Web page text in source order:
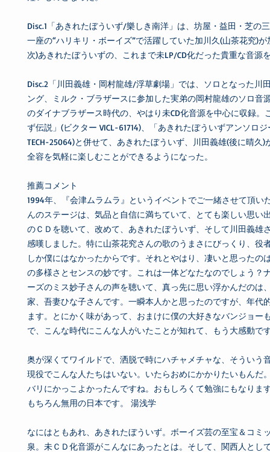
Disc.1「あきれたぼういず/樂しき南洋」は、坊屋・益田・芝の
一座の“ハリキリ・ボーイズ”で活躍していた加川久(山茶花究)が
次)あきれたぼういずの、これまで未LP/CD化だった貴重な音源
Disc.2「川田義雄・岡村龍雄/浮草劇場」では、ソロとなった川
ング、ミルク・ブラザースに参加した実弟の岡村龍雄のソロ音
のダイナブラザース時代の、やはり未CD化音源を中心に収録。
ず伝説」(ビクター VICL-61714)、「あきれたぼういずアンソロ
TECH-25064)と併せて、あきれたぼういず、川田義雄(後に晴久)
全容を気軽に楽しむことができるようになった。
推薦コメント
1994年、『会津ムラムラ』というイベントでご一緒させて頂い
んのステージは、気品と自信に満ちていて、とても楽しい思い
のＣＤを聴いて、改めて、あきれたぼういず、そして川田義雄
感嘆しました。特に山茶花究さんの歌のうまさにびっくり、役
しか僕にはなかったからです。それとやはり、凄いと思ったの
の多様さとセンスの妙です。これは一体どなたなのでしょう？
ーズのミス妙子さんの声を聴いて、真っ先に思い浮かんだのは
家、吾妻ひな子さんです。一瞬本人かと思ったのですが、年代
ます。とにかく味があって、おまけに僕の大好きなバンジョー
で、こんな時代にこんな人がいたことが知れて、もう大感動で
奥が深くてワイルドで、洒脱で時にハチャメチャな、そういう
現役でこんな人たちはいない。いたらおめにかかりたいもんだ
バリにかっこよかったんですね。おもしろくて勉強にもなりま
もちろん無用の日本です。 湯浅学
なにはともあれ、あきれたぼういず。ボーイズ芸の至宝＆コミ
泉。未ＣＤ化音源がこんなにあったとは。そして、関西人とし